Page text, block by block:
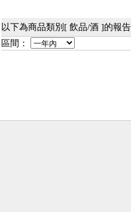
以下為商品類別[ 飲品/酒 ]的報
區間：